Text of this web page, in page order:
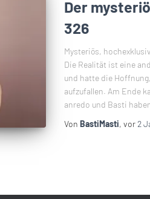
Der
326
Mysteriös,
Die Realität ist eine
und hatte die
aufzufallen. Am Ende
anredo und Basti
Von BastiMasti, vor 2